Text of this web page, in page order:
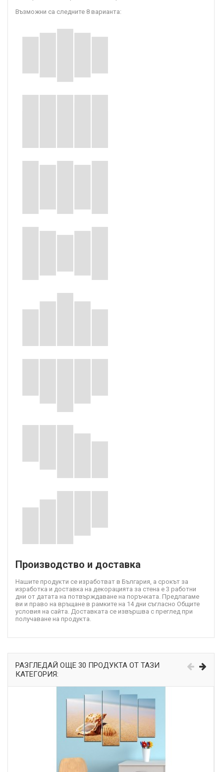
Възможни са следните 8 варианта:
Производство и доставка
Нашите продукти се изработват в България, а срокът за
изработка и доставка на декорацията за стена е 3 работни
дни от датата на потвърждаване на поръчката. Предлагаме
ви и право на връщане в рамките на 14 дни съгласно Общите
условия на сайта. Доставката се извършва с преглед при
получаване на продукта.
РАЗГЛЕДАЙ ОЩЕ 30 ПРОДУКТА ОТ ТАЗИ
КАТЕГОРИЯ: